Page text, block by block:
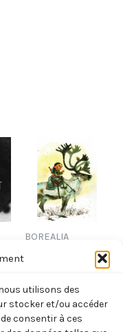
utilisons des
stocker et/ou accéder
consentir à ces
BOREALIA
« RENNE »
(Tuvschintur –